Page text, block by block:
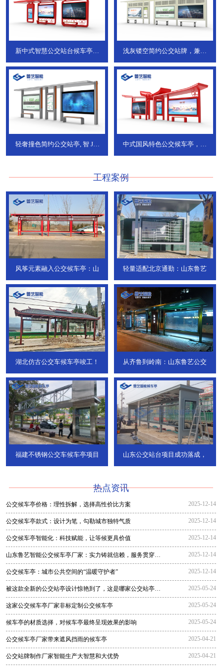
新中式智慧公交站台候车亭，
浅灰镂空简约公交站牌，兼具
轻奢撞色简约公交站亭, 智 JT-
中式国风特色公交候车亭，承
工程案例
风筝元素融入公交候车亭：山 轻量适配北京通勤：山东鲁艺
湖北仿古公交车候车亭竣工！ 从齐鲁到岭南：山东鲁艺公交
福建不锈钢公交车候车亭项目 山东公交站台项目成功落成，
热点资讯
公交候车亭价格：理性拆解，选择高性价比方案 2025-12-14
公交候车亭款式：设计为笔，勾勒城市独特气质 2025-12-14
公交候车亭智能化：科技赋能，让等候更具价值 2025-12-14
山东鲁艺智能公交候车亭厂家：实力铸就信赖，服务贯穿全
程
2025-12-14
公交候车亭：城市公共空间的“温暖守护者” 2025-12-14
被这款全新的公交站亭设计惊艳到了，这是哪家公交站亭生
产厂家生
2025-05-24
这家公交候车亭厂家非标定制公交候车亭 2025-05-24
候车亭的材质选择，对候车亭最终呈现效果的影响 2025-05-24
公交候车亭厂家带来遮风挡雨的候车亭 2025-04-21
公交站牌制作厂家智能生产大智慧和大优势 2025-04-21